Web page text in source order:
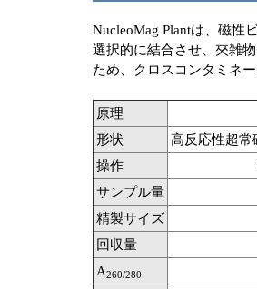
NucleoMag Plantは、磁性
選択的に結合させ、夾雑
ため、クロスコンタミネ
原理
形状
高反応性超常
操作
サンプル量
精製サイズ
回収量
A260/280